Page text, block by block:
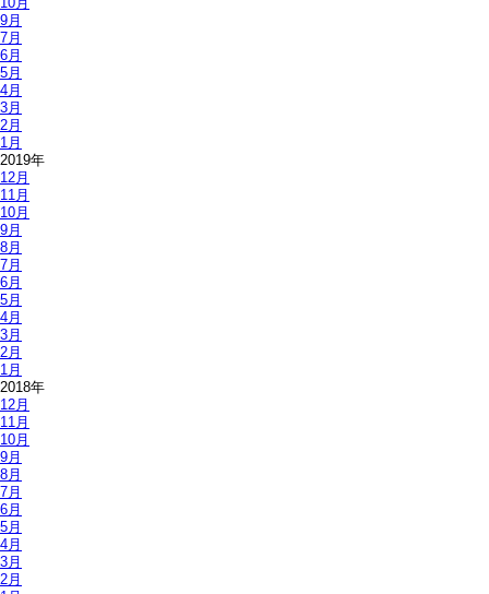
9月
7月
6月
5月
4月
3月
2月
1月
2019年
12月
11月
10月
9月
8月
7月
6月
5月
4月
3月
2月
1月
2018年
12月
11月
10月
9月
8月
7月
6月
5月
4月
3月
2月